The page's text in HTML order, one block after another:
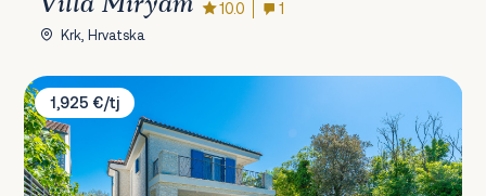
10.0 1
Krk, Hrvatska
Villa Valle
1,925 €/tj